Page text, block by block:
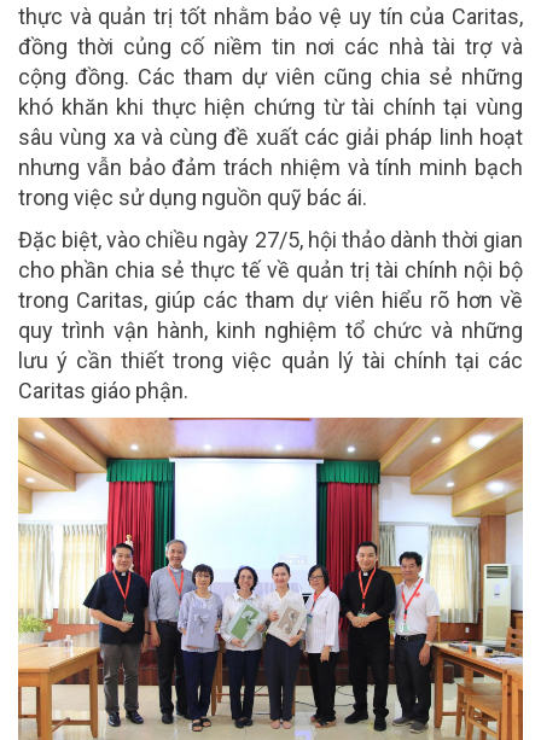
thực và quản trị tốt nhằm bảo vệ uy tín của Caritas,
đồng thời củng cố niềm tin nơi các nhà tài trợ và
cộng đồng. Các tham dự viên cũng chia sẻ những
khó khăn khi thực hiện chứng từ tài chính tại vùng
sâu vùng xa và cùng đề xuất các giải pháp linh hoạt
nhưng vẫn bảo đảm trách nhiệm và tính minh bạch
trong việc sử dụng nguồn quỹ bác ái.
Đặc biệt, vào chiều ngày 27/5, hội thảo dành thời gian
cho phần chia sẻ thực tế về quản trị tài chính nội bộ
trong Caritas, giúp các tham dự viên hiểu rõ hơn về
quy trình vận hành, kinh nghiệm tổ chức và những
lưu ý cần thiết trong việc quản lý tài chính tại các
Caritas giáo phận.